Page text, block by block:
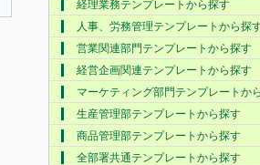
経理業務テンプレートから探す
人事、労務管理テンプレートから探
営業関連部門テンプレートから探す
経営企画関連テンプレートから探す
マーケティング部門テンプレートか
生産管理部テンプレートから探す
商品管理部テンプレートから探す
全部署共通テンプレートから探す